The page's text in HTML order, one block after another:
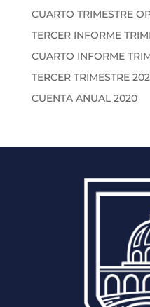
CUARTO TRIMESTRE
TERCER INFORME
CUARTO INFORME
TERCER TRIMESTRE
CUENTA ANUAL 2020